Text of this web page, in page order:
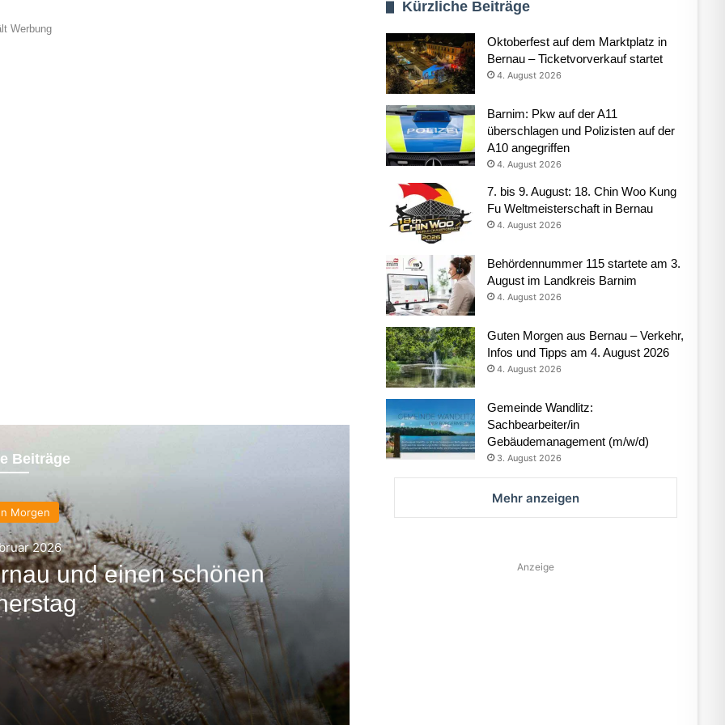
Werbung
Beiträge
Morgen
2026
und einen schönen
Donnerstag
Kürzliche Beiträge
Oktoberfest auf dem Marktplatz in
Bernau – Ticketvorverkauf startet
4. August 2026
Barnim: Pkw auf der A11
überschlagen und Polizisten auf der
A10 angegriffen
4. August 2026
7. bis 9. August: 18. Chin Woo Kung
Fu Weltmeisterschaft in Bernau
4. August 2026
Behördennummer 115 startete am 3.
August im Landkreis Barnim
4. August 2026
Guten Morgen aus Bernau – Verkehr,
Infos und Tipps am 4. August 2026
4. August 2026
Gemeinde Wandlitz:
Sachbearbeiter/in
Gebäudemanagement (m/w/d)
3. August 2026
Mehr anzeigen
Anzeige